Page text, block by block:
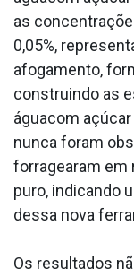
as
0,05%,
afogamento,
construindo as
águacom
nunca foram
forragearam em
puro, indicando
dessa nova
Os resultados